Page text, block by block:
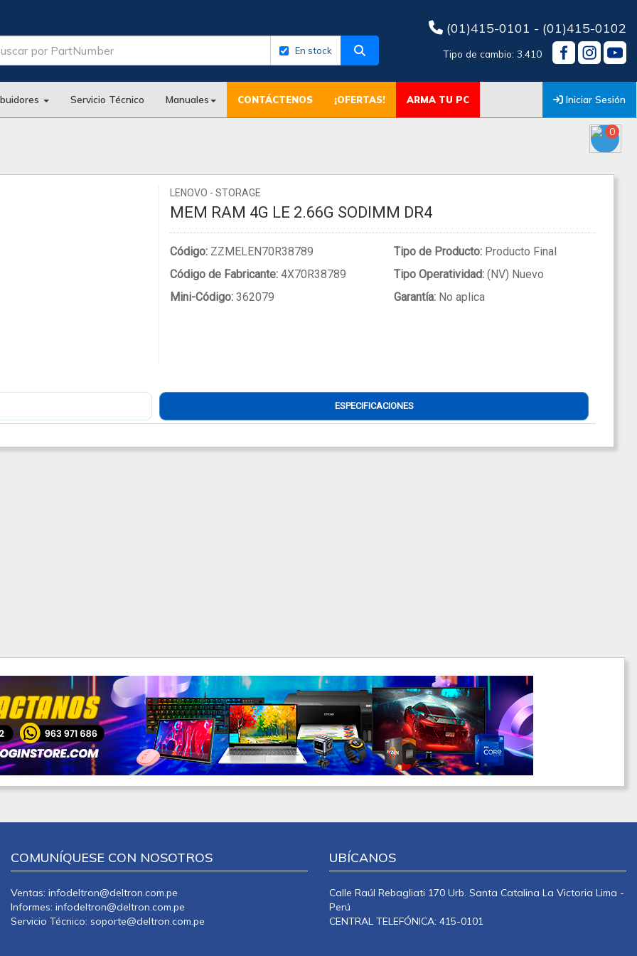
En stock
(01)415-0101 - (01)415-0102
Tipo de cambio: 3.410
Servicio Técnico Manuales CONTÁCTENOS ¡OFERTAS! ARMA TU PC Iniciar Sesión
0
LENOVO - STORAGE
MEM RAM 4G LE 2.66G SODIMM DR4
Código: ZZMELEN70R38789
Código de Fabricante: 4X70R38789
Mini-Código: 362079
Tipo de Producto:Producto Final
Tipo Operatividad:(NV) Nuevo
Garantía:No aplica
ESPECIFICACIONES
COMUNÍQUESE CON NOSOTROS
Ventas: infodeltron@deltron.com.pe
Informes: infodeltron@deltron.com.pe
Servicio Técnico: soporte@deltron.com.pe
UBÍCANOS
Calle Raúl Rebagliati 170 Urb. Santa Catalina La Victoria Lima -
Perú
CENTRAL TELEFÓNICA: 415-0101